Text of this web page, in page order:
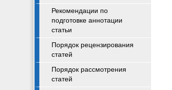
Рекомендации по
подготовке аннотации
статьи
Порядок рецензирования
статей
Порядок рассмотрения
статей